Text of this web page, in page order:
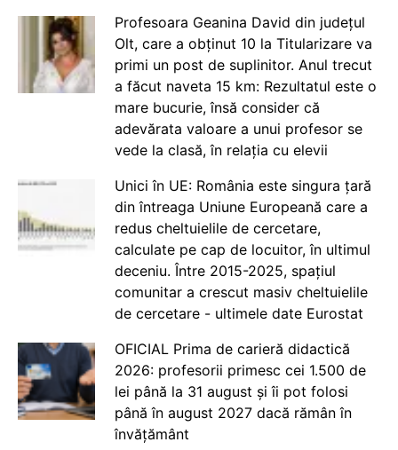
Profesoara Geanina David din județul
Olt, care a obținut 10 la Titularizare va
primi un post de suplinitor. Anul trecut
a făcut naveta 15 km: Rezultatul este o
mare bucurie, însă consider că
adevărata valoare a unui profesor se
vede la clasă, în relația cu elevii
Unici în UE: România este singura țară
din întreaga Uniune Europeană care a
redus cheltuielile de cercetare,
calculate pe cap de locuitor, în ultimul
deceniu. Între 2015-2025, spațiul
comunitar a crescut masiv cheltuielile
de cercetare - ultimele date Eurostat
OFICIAL Prima de carieră didactică
2026: profesorii primesc cei 1.500 de
lei până la 31 august și îi pot folosi
până în august 2027 dacă rămân în
învățământ